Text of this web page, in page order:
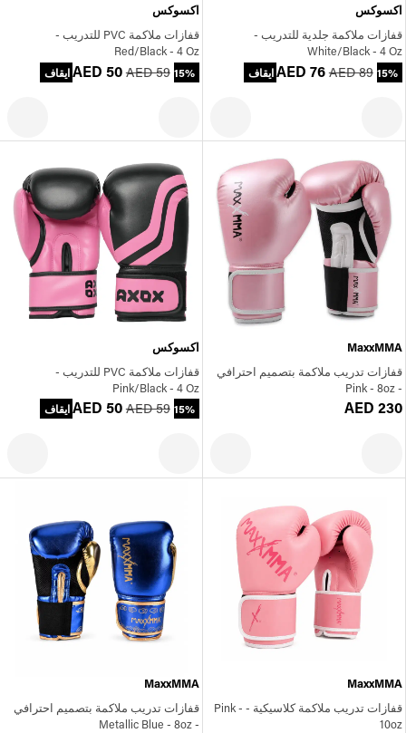
اكسوكس
قفازات ملاكمة جلدية للتدريب -
White/Black - 4 Oz
AED 76 AED 89 15% ايقاف
اكسوكس
قفازات ملاكمة PVC للتدريب -
Red/Black - 4 Oz
AED 50 AED 59 15% ايقاف
MaxxMMA
قفازات تدريب ملاكمة بتصميم احترافي
- Pink - 8oz
AED 230
اكسوكس
قفازات ملاكمة PVC للتدريب -
Pink/Black - 4 Oz
AED 50 AED 59 15% ايقاف
MaxxMMA
قفازات تدريب ملاكمة كلاسيكية - Pink -
10oz
MaxxMMA
قفازات تدريب ملاكمة بتصميم احترافي
- Metallic Blue - 8oz